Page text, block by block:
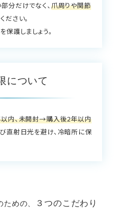
分だけでなく、爪周りや関節
ださい。
保護しましょう。
について
内、未開封→購入後2年以内
直射日光を避け、冷暗所に保
ための、 ３つのこだわり